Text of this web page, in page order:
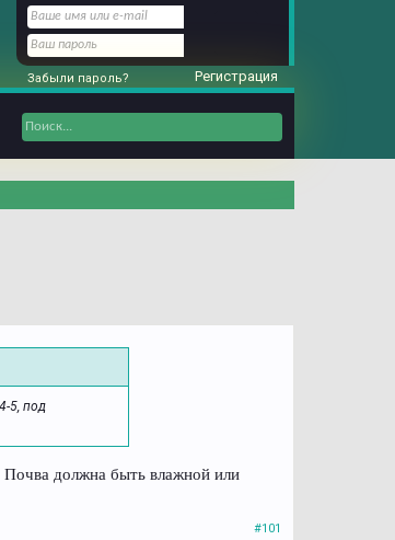
5, под
должна быть влажной или
#101
Забыли пароль? Регистрация